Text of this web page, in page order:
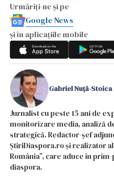
Urmăriți-ne și pe
Google News
și în aplicațiile mobile
Gabriel Nuță-Stoica
Jurnalist cu peste 15 ani de
monitorizare media, analiză
strategică. Redactor-șef
ȘtiriDiaspora.ro și realizator
România”, care aduce în
diaspora.